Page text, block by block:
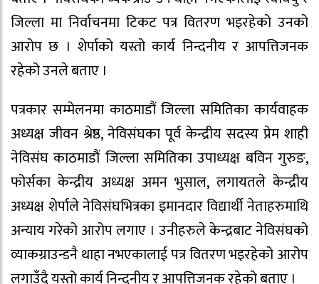
जिल्ला मा निर्वाचनमा टिकट पत्र वितरण भइरहेको उनको
आरोप छ । शेर्पाको यस्तो कार्य निन्दनीय र आपत्तिजनक
रहेको उनले बताए ।
पत्रकार सम्मेलनमा काठमाडौं जिल्ला समितिका कार्यवाहक
अध्यक्ष जीवन श्रेष्ठ, नेविसंघका पूर्व केन्द्रीय सदस्य प्रेम शाही
नेविसंघ काठमाडौं जिल्ला समितिका उपाध्यक्ष बविन गुरुङ,
फोर्सका केन्द्रीय अध्यक्ष अमन भुसाल, लगायतले केन्द्रीय
अध्यक्ष शेर्पाले नेविसंघभित्रका इमानदार विद्यार्थी नेताहरुमाथि
अन्याय गरेको आरोप लगाए । उनीहरुले केन्द्रबाट नेविसंघको
व्याकग्राउन्डनै थाहा नभएकालाई पत्र वितरण भइरहेको आरोप